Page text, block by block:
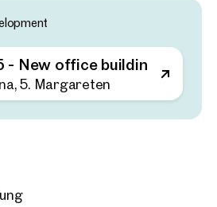
- New office building - at the
5. Margareten
Properties
nearby